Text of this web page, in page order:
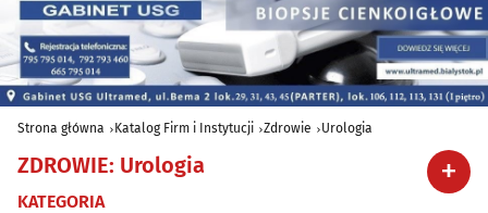
Strona główna Katalog Firm i Instytucji Zdrowie Urologia
ZDROWIE: Urologia
KATEGORIA